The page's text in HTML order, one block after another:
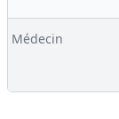
Médecin